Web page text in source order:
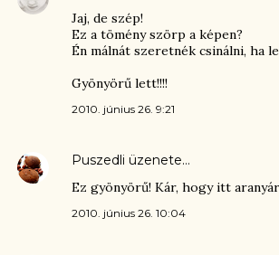
Jaj, de szép!
Ez a tömény szörp a képen?
Én málnát szeretnék csinálni, ha
Gyönyörű lett!!!!
2010. június 26. 9:21
Puszedli üzenete…
Ez gyönyörű! Kár, hogy itt
2010. június 26. 10:04